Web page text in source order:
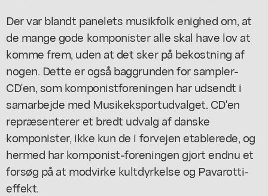
Der var blandt panelets musikfolk enighed om, at
de mange gode komponister alle skal have lov at
komme frem, uden at det sker på bekostning af
nogen. Dette er også baggrunden for sampler-
CD'en, som komponistforeningen har udsendt i
samarbejde med Musikeksportudvalget. CD'en
repræsenterer et bredt udvalg af danske
komponister, ikke kun de i forvejen etablerede, og
hermed har komponist-foreningen gjort endnu et
forsøg på at modvirke kultdyrkelse og Pavarotti-
effekt.